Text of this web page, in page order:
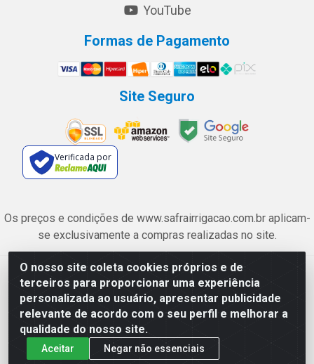
O nosso site coleta cookies próprios e de
terceiros para proporcionar uma experiência
personalizada ao usuário, apresentar publicidade
relevante de acordo com o seu perfil e melhorar a
qualidade do nosso site.
Aceitar Negar não essenciais
YouTube
Formas de Pagamento
Site Seguro
Verificada por
Os preços e condições de www.safrairrigacao.com.br aplicam-
se exclusivamente a compras realizadas no site.
Safra Agrícola e Pecuária LTDA - Avenida Castelo Branco, 5330 -
Esplanada dos Anicuns, Goiânia/GO - CEP 74.433-205 - CNPJ
06.315.490/0001-00